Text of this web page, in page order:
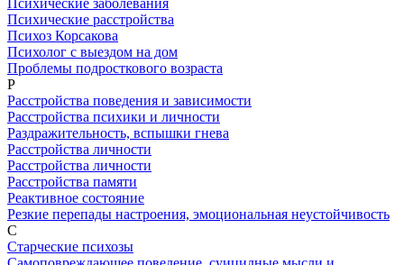
Психические расстройства
Психоз Корсакова
Психолог с выездом на дом
Проблемы подросткового возраста
Р
Расстройства поведения и зависимости
Расстройства психики и личности
Раздражительность, вспышки гнева
Расстройства личности
Расстройства личности
Расстройства памяти
Реактивное состояние
Резкие перепады настроения, эмоциональная неустойчивость
С
Старческие психозы